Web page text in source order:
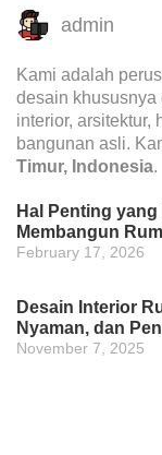
admin
Kami adalah
desain khususnya
interior, arsitektur,
bangunan asli.
Timur, Indonesia.
Hal Penting
Membangun
February 17, 2026
Desain Interior
Nyaman, dan
November 7, 2025